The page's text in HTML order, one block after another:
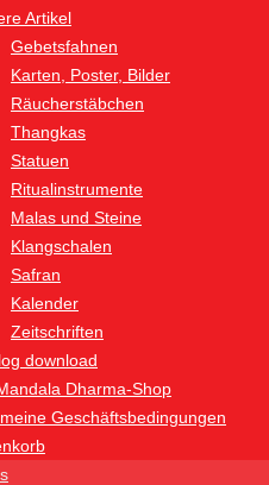
Artikel
Gebetsfahnen
Karten, Poster, Bilder
Räucherstäbchen
Thangkas
Statuen
Ritualinstrumente
Malas und Steine
Klangschalen
Safran
Kalender
Zeitschriften
download
Dharma-Shop
Geschäftsbedingungen